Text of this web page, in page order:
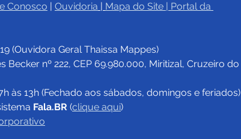
Conosco | Ouvidoria | Mapa do Site | Portal da
(Ouvidora Geral Thaissa Mappes)
Becker nº 222, CEP 69.980.000, Miritizal, Cruzeiro do
às 13h (Fechado aos sábados, domingos e feriados)
Fala.BR (clique aqui)